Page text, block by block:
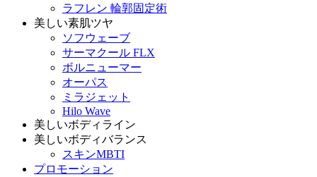
ラフレン 輪郭固定術
美しい素肌ツヤ
ソフウェーブ
サーマクール FLX
ボルニューマー
オーパス
ミラジェット
Hilo Wave
美しいボディライン
美しいボディバランス
スキンMBTI
プロモーション